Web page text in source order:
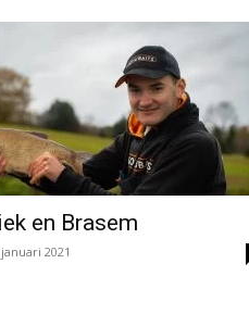
en Brasem
2021